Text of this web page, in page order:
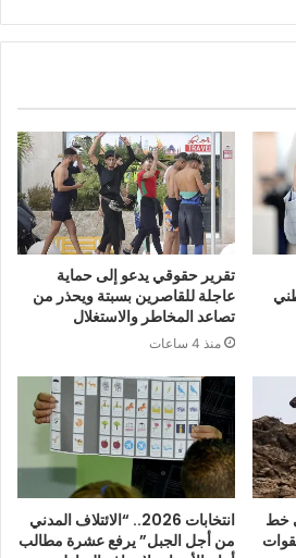
تقرير حقوقي يدعو إلى حماية
عاجلة للقاصرين بسبتة ويحذر من
تصاعد المخاطر والاستغلال
منذ 4 ساعات
خط
انتخابات 2026.. “الائتلاف المدني
من أجل الجبل” يرفع عشرة مطالب